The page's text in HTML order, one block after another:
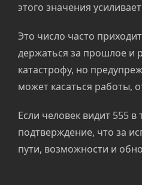
этого значения
Это число часто
держаться за прошлое и
катастрофу, но
может касаться работы,
Если человек видит 555
подтверждение, что за
пути, возможности и